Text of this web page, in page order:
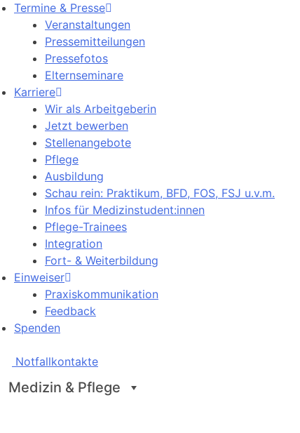
Termine & Presse
Veranstaltungen
Pressemitteilungen
Pressefotos
Elternseminare
Karriere
Wir als Arbeitgeberin
Jetzt bewerben
Stellenangebote
Pflege
Ausbildung
Schau rein: Praktikum, BFD, FOS, FSJ u.v.m.
Infos für Medizinstudent:innen
Pflege-Trainees
Integration
Fort- & Weiterbildung
Einweiser
Praxiskommunikation
Feedback
Spenden
Notfallkontakte
Medizin & Pflege